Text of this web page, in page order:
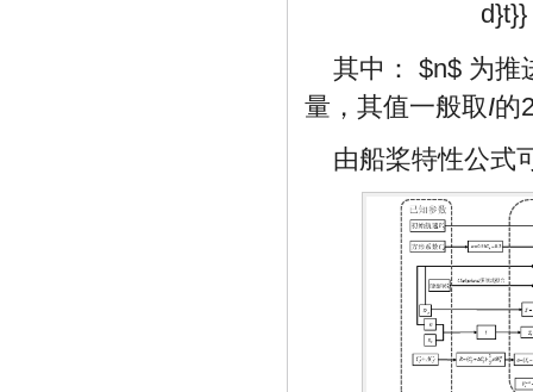
其中： $n$ 为推
量，其值一般取I的
由船桨特性公式